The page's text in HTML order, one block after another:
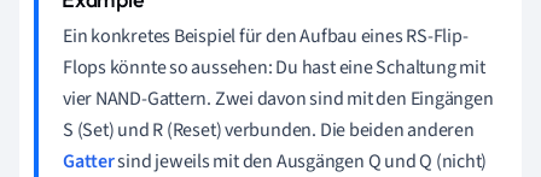
Ein konkretes Beispiel für den Aufbau eines RS-Flip-
Flops könnte so aussehen: Du hast eine Schaltung mit
vier NAND-Gattern. Zwei davon sind mit den Eingängen
S (Set) und R (Reset) verbunden. Die beiden anderen
Gattersind jeweils mit den Ausgängen Q und Q (nicht)